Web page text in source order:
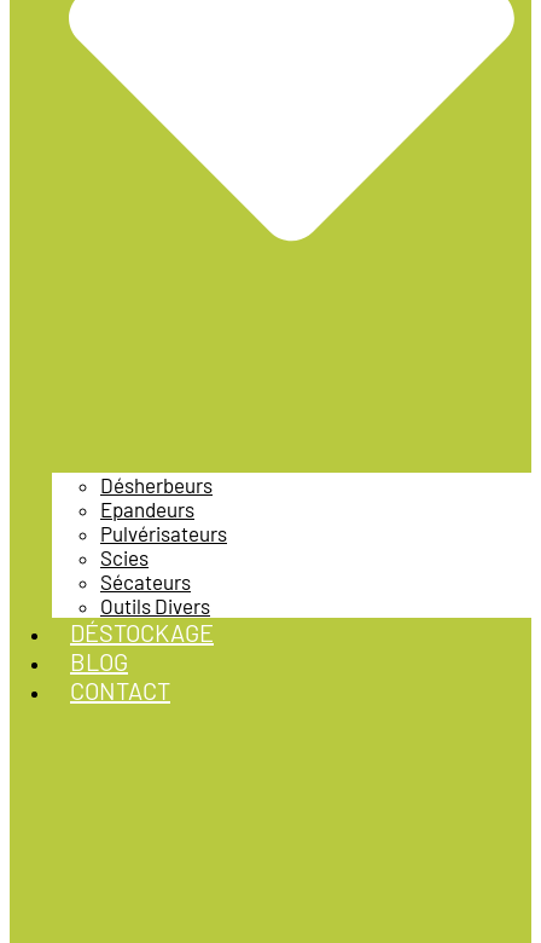
Désherbeurs
Epandeurs
Pulvérisateurs
Scies
Sécateurs
Outils Divers
DÉSTOCKAGE
BLOG
CONTACT